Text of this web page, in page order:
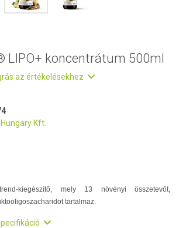
LIPO+ koncentrátum 500ml
az értékelésekhez
Kft.
kiegészítő, mely 13 növényi összetevőt,
tartalmaz.